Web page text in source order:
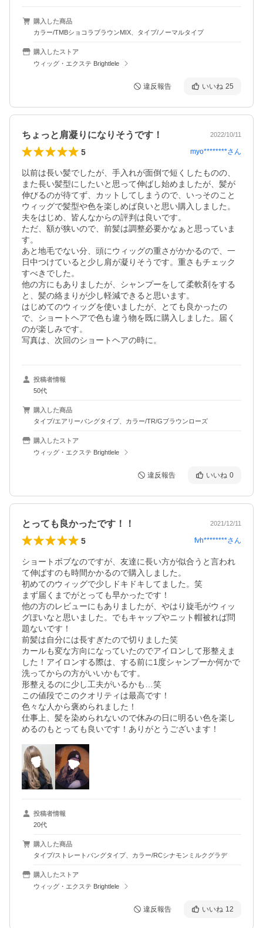
購入した商品
カラー/TMBショコラブラウンMIX、タイプ/ノーマルタイプ
購入したストア
ウィッグ・エクステ Brightlele
違反報告 いいね 25
ちょっと肩凝りになりそうです！ 2022/10/11
5 myo********さん
以前は長い髪でしたが、手入れが面倒で短くしたものの、
また長い髪型にしたいと思って伸ばし始めましたが、髪が
伸びるのが待てず、カットしてしまうので、いっそのこと
ウィッグで髪型や色を楽しめば良いと思い購入しました。
夫をはじめ、皆んなからの評判は良いです。
ただ、額が狭いので、前髪は調整必要かなぁと思っていま
す。
あと地毛でない分、頭にウィッグの重さがかかるので、一
日中つけていると少し肩が凝りそうです。重さもチェック
すべきでした。
他の方にもありましたが、シャンプーをして柔軟剤をする
と、髪の絡まりが少し軽減できると思います。
はじめてのウィッグを使いましたが、とても良かったの
で、ショートヘアで色も違う物を既に購入しました。届く
のが楽しみです。
写真は、次回のショートヘアの時に。
投稿者情報
50代
購入した商品
タイプ/エアリーバングタイプ、カラー/TR/Gブラウンローズ
購入したストア
ウィッグ・エクステ Brightlele
違反報告 いいね 0
とっても良かったです！！ 2021/12/11
5 fvh********さん
ショートボブなのですが、友達に長い方が似合うと言われ
て伸ばすのも時間かかるので購入しました。
初めてのウィッグで少しドキドキしてました。笑
まず届くまでがとっても早かったです！
他の方のレビューにもありましたが、やはり旋毛がウィッ
グぽいなと思いました。でもキャップやニット帽被れば問
題ないです！
前髪は自分には長すぎたので切りました笑
カールも変な方向になっていたのでアイロンして形整えま
した！アイロンする際は、する前に1度シャンプーか何かで
洗ってからの方がいいかもです。
形整えるのに少し工夫がいるかも…笑
この値段でこのクオリティは最高です！
色々な人から褒められました！
仕事上、髪を染められないので休みの日に明るい色を楽し
めるのもとっても良いです！ありがとうございます！
投稿者情報
20代
購入した商品
タイプ/ストレートバングタイプ、カラー/RCシナモンミルクグラデ
購入したストア
ウィッグ・エクステ Brightlele
違反報告 いいね 12